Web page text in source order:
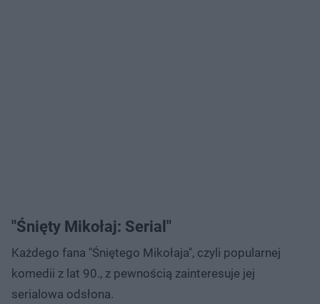
"Śnięty Mikołaj: Serial"
Każdego fana "Śniętego Mikołaja", czyli popularnej
komedii z lat 90., z pewnością zainteresuje jej
serialowa odsłona.